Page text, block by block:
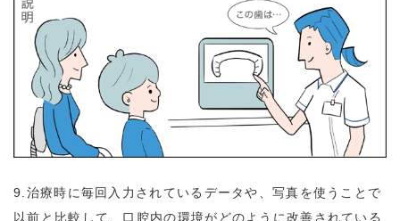
9.治療時に毎回入力されているデータや、写真を使うことで
以前と比較して、口腔内の環境がどのように改善されている